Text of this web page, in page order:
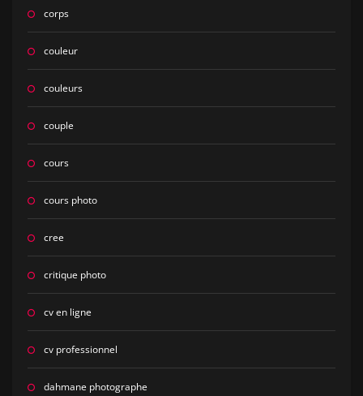
corps
couleur
couleurs
couple
cours
cours photo
cree
critique photo
cv en ligne
cv professionnel
dahmane photographe